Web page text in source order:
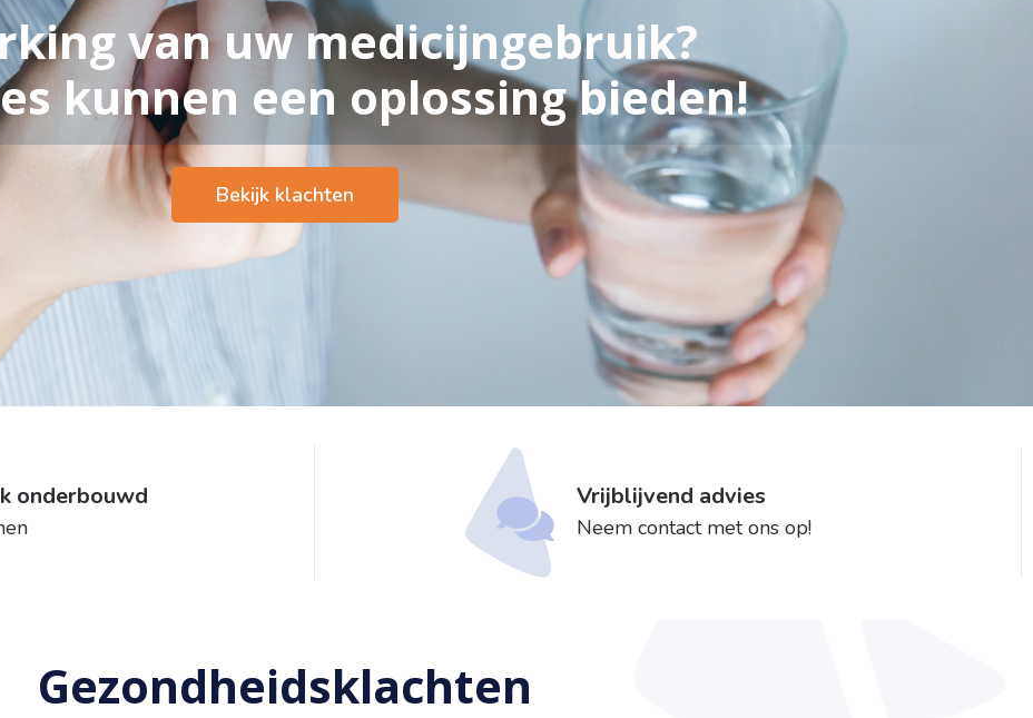
van uw medicijngebruik?
kunnen een oplossing bieden!
Bekijk klachten
onderbouwd Vrijblijvend advies
Neem contact met ons op!
Gezondheidsklachten